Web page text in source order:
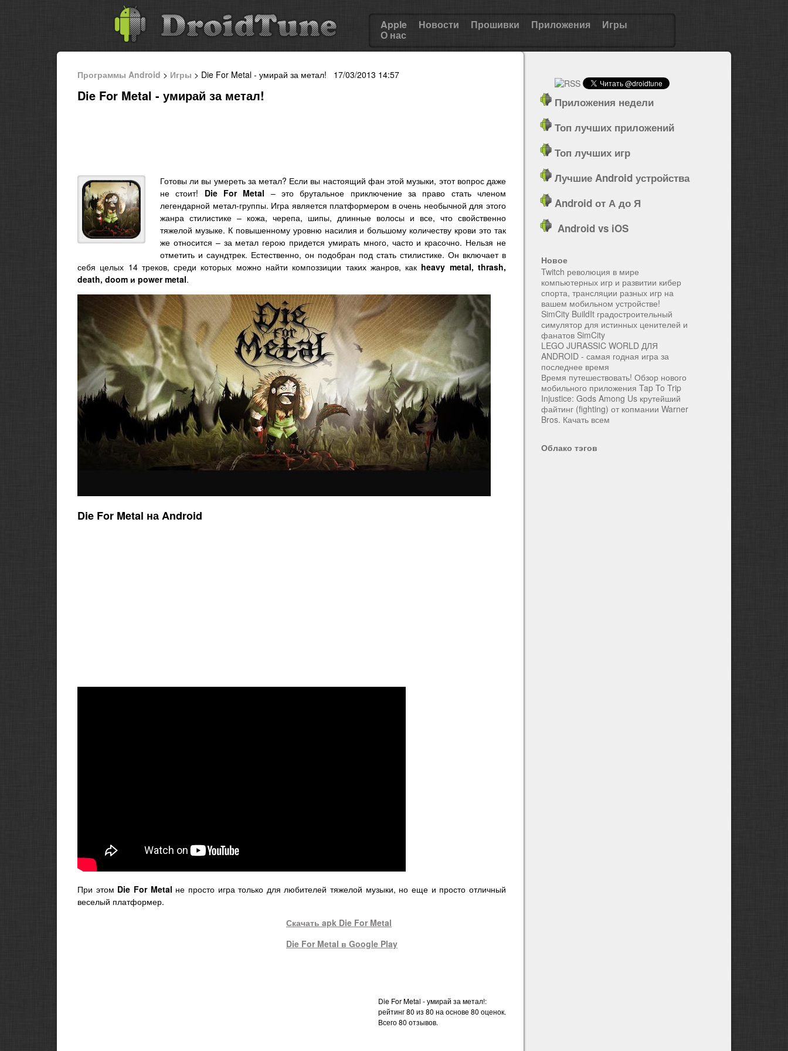
Apple Новости Прошивки Приложения Игры
О нас
Программы Android > Игры > Die For Metal - умирай за метал! 17/03/2013 14:57
Die For Metal - умирай за метал!
Готовы ли вы умереть за метал? Если вы настоящий фан этой музыки, этот вопрос даже
не стоит! Die For Metal – это брутальное приключение за право стать членом
легендарной метал-группы. Игра является платформером в очень необычной для этого
жанра стилистике – кожа, черепа, шипы, длинные волосы и все, что свойственно
тяжелой музыке. К повышенному уровню насилия и большому количеству крови это так
же относится – за метал герою придется умирать много, часто и красочно. Нельзя не
отметить и саундтрек. Естественно, он подобран под стать стилистике. Он включает в
себя целых 14 треков, среди которых можно найти композзиции таких жанров, как heavy metal, thrash,
death, doom и power metal.
Die For Metal на Android
При этом Die For Metal не просто игра только для любителей тяжелой музыки, но еще и просто отличный
веселый платформер.
Скачать apk Die For Metal
Die For Metal в Google Play
Die For Metal - умирай за метал!:
рейтинг80 из 80 на основе 80 оценок.
Всего80 отзывов.
Приложения недели
Топ лучших приложений
Топ лучших игр
Лучшие Android устройства
Android от А до Я
Android vs iOS
Новое
Twitch революция в мире
компьютерных игр и развитии кибер
спорта, трансляции разных игр на
вашем мобильном устройстве!
SimCity BuildIt градостроительный
симулятор для истинных ценителей и
фанатов SimCity
LEGO JURASSIC WORLD ДЛЯ
ANDROID - самая годная игра за
последнее время
Время путешествовать! Обзор нового
мобильного приложения Tap To Trip
Injustice: Gods Among Us крутейший
файтинг (fighting) от копмании Warner
Bros. Качать всем
Облако тэгов